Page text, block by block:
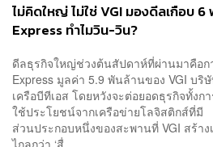
ไม่คิดใหญ่ ไม่ใช่ VGI มองดีลเกือบ
Express ทำไมวิน-วิน?
ดีลธุรกิจใหญ่ช่วงต้นสัปดาห์ที่ผ่านมาคือก
Express มูลค่า 5.9 พันล้านของ VGI บริ
เครือบีทีเอส โดยหวังจะต่อยอดธุรกิจทั้ง
ใช้ประโยชน์จากเครือข่ายโลจิสติกส์ที่มี
ส่วนประกอบหนึ่งของสะพานที่ VGI สร้าง